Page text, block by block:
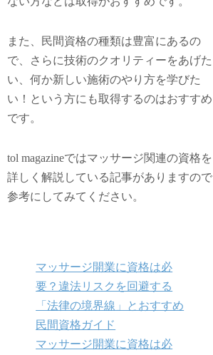
また、民間資格の種類は豊富にあるの
で、さらに技術のクオリティーをあげた
い、何か新しい施術のやり方を学びた
い！という方にも取得するのはおすすめ
です。
tol magazineではマッサージ関連の資格を
詳しく解説している記事がありますので
参考にしてみてください。
マッサージ開業に資格は必
要？違法リスクを回避する
「法律の境界線」とおすすめ
民間資格ガイド
マッサージ開業に資格は必